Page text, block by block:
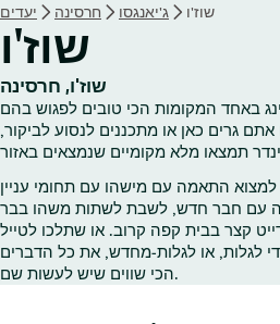
ת
י
נ
ד
יעדים חרסינה ג'יאנגסו שוז'ו
שוז'ו
שוז'ו, חרסינה
באחד המקומות הכי טובים לפגוש בהם
גרים כאן או מתכננים לנסוע לביקור,
התאמה עם מישהו עם תחומי עניין
עם חבר חדש, לשבת לשתות משהו בבר
קצר בבית קפה קרוב. או שתלכו לטייל
לגלות, או לגלות‑מחדש, את כל הדברים
הכי שווים שיש לעשות שם.